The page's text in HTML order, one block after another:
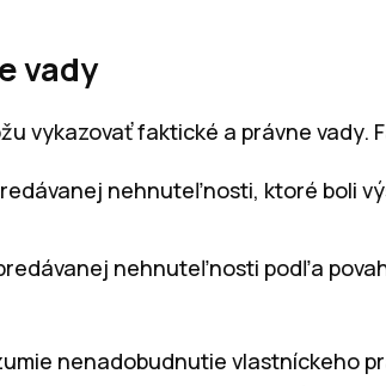
vady
vykazovať faktické a právne vady.
nehnuteľnosti, ktoré boli
nehnuteľnosti podľa
nenadobudnutie vlastníckeho